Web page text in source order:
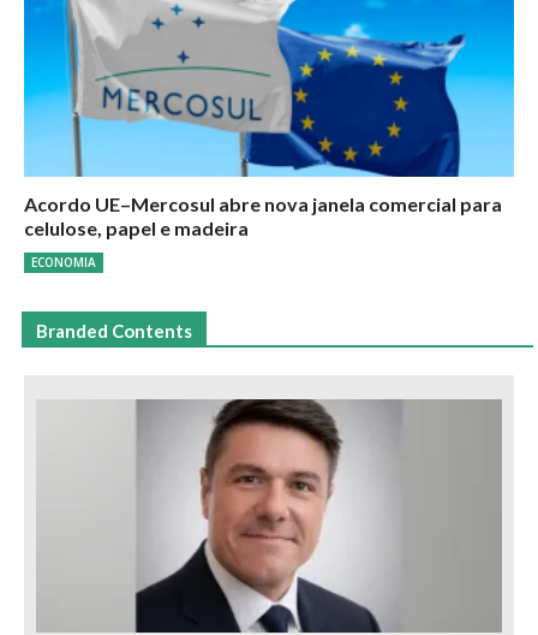
Acordo UE–Mercosul abre nova janela comercial para
celulose, papel e madeira
ECONOMIA
Branded Contents